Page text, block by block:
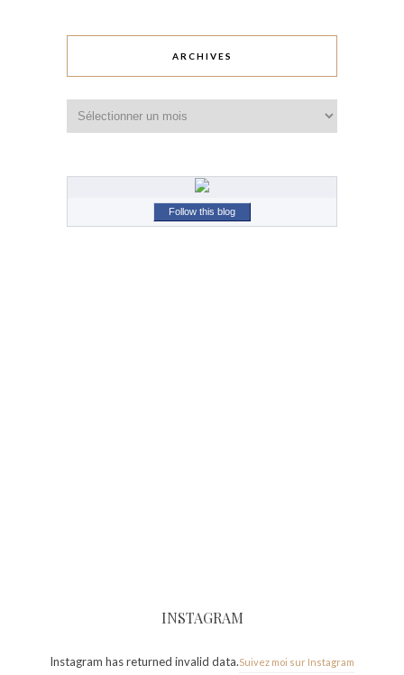
ARCHIVES
Follow this blog
INSTAGRAM
Instagram has returned invalid data.Suivez moi sur Instagram